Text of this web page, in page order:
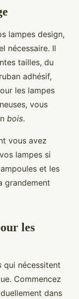
lampes design,
nécessaire. Il
tailles, du
adhésif,
les lampes
vous
bois.
vous avez
lampes si
et les
grandement
les
qui nécessitent
Commencez
dans